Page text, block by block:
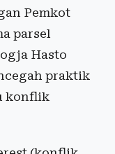
Pemkot
parsel
Hasto
praktik
konflik